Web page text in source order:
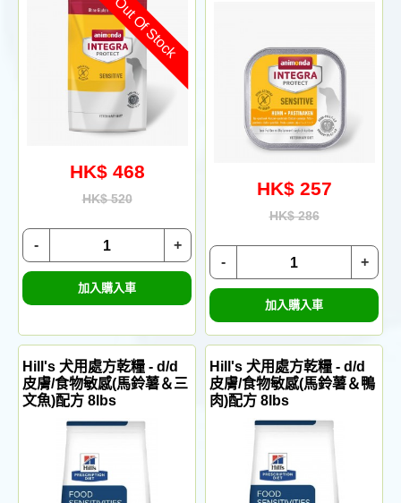
Out Of Stock
HK$ 468
HK$ 520
+
-
加入購入車
HK$ 257
HK$ 286
+
-
加入購入車
Hill's 犬用處方乾糧 - d/d
皮膚/食物敏感(馬鈴薯＆三
文魚)配方 8lbs
Hill's 犬用處方乾糧 - d/d
皮膚/食物敏感(馬鈴薯＆鴨
肉)配方 8lbs